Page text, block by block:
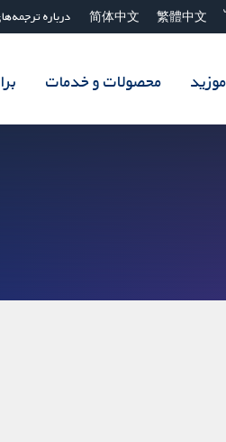
繁體中文
简体中文 درباره
محصولات و خدمات